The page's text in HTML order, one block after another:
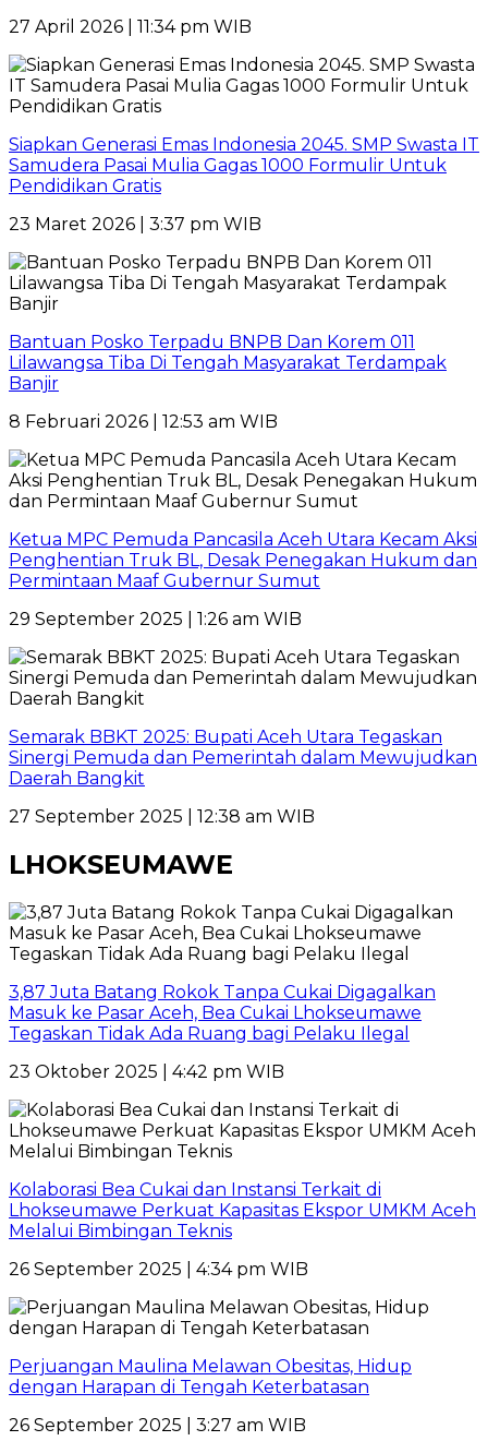
27 April 2026 | 11:34 pm WIB
Siapkan Generasi Emas Indonesia 2045. SMP Swasta IT
Samudera Pasai Mulia Gagas 1000 Formulir Untuk
Pendidikan Gratis
23 Maret 2026 | 3:37 pm WIB
Bantuan Posko Terpadu BNPB Dan Korem 011
Lilawangsa Tiba Di Tengah Masyarakat Terdampak
Banjir
8 Februari 2026 | 12:53 am WIB
Ketua MPC Pemuda Pancasila Aceh Utara Kecam Aksi
Penghentian Truk BL, Desak Penegakan Hukum dan
Permintaan Maaf Gubernur Sumut
29 September 2025 | 1:26 am WIB
Semarak BBKT 2025: Bupati Aceh Utara Tegaskan
Sinergi Pemuda dan Pemerintah dalam Mewujudkan
Daerah Bangkit
27 September 2025 | 12:38 am WIB
LHOKSEUMAWE
3,87 Juta Batang Rokok Tanpa Cukai Digagalkan
Masuk ke Pasar Aceh, Bea Cukai Lhokseumawe
Tegaskan Tidak Ada Ruang bagi Pelaku Ilegal
23 Oktober 2025 | 4:42 pm WIB
Kolaborasi Bea Cukai dan Instansi Terkait di
Lhokseumawe Perkuat Kapasitas Ekspor UMKM Aceh
Melalui Bimbingan Teknis
26 September 2025 | 4:34 pm WIB
Perjuangan Maulina Melawan Obesitas, Hidup
dengan Harapan di Tengah Keterbatasan
26 September 2025 | 3:27 am WIB